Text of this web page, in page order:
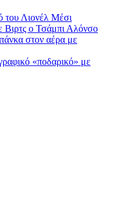
του Λιονέλ Μέσι
Βιρτς ο Τσάμπι Αλόνσο
στον αέρα με
«ποδαρικό» με